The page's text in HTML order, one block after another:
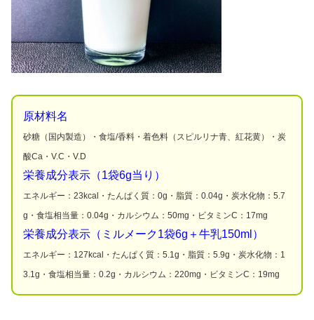
原材料名
砂糖（国内製造）・食塩/香料・着色料（スピルリナ青、紅花黄）・炭
酸Ca・V.C・V.D
栄養成分表示（1袋6g当り）
エネルギー：23kcal・たんぱく質：0g・脂質：0.04g・炭水化物：5.7
g・食塩相当量：0.04g・カルシウム：50mg・ビタミンC：17mg
栄養成分表示（ミルメーク1袋6g＋牛乳150ml）
エネルギー：127kcal・たんぱく質：5.1g・脂質：5.9g・炭水化物：1
3.1g・食塩相当量：0.2g・カルシウム：220mg・ビタミンC：19mg